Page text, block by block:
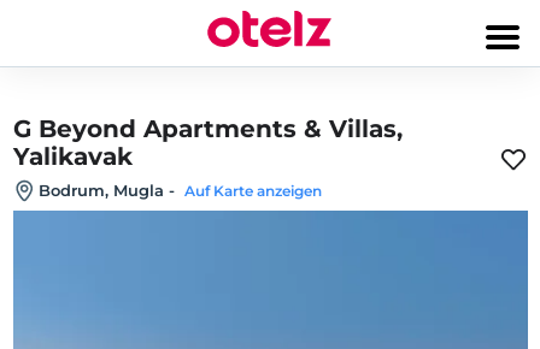
G Beyond Apartments & Villas,
Yalikavak
Bodrum, Mugla - Auf Karte anzeigen